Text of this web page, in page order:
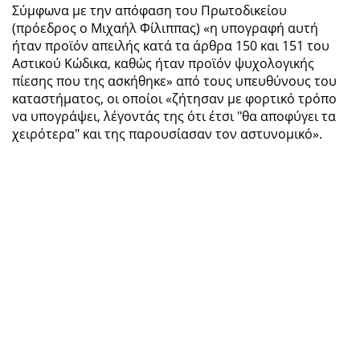
Σύμφωνα με την απόφαση του Πρωτοδικείου
(πρόεδρος ο Μιχαήλ Φίλιππας) «η υπογραφή αυτή
ήταν προϊόν απειλής κατά τα άρθρα 150 και 151 του
Αστικού Κώδικα, καθώς ήταν προϊόν ψυχολογικής
πίεσης που της ασκήθηκε» από τους υπευθύνους του
καταστήματος, οι οποίοι «ζήτησαν με φορτικό τρόπο
να υπογράψει, λέγοντάς της ότι έτσι "θα αποφύγει τα
χειρότερα" και της παρουσίασαν τον αστυνομικό».